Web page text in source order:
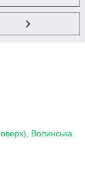
Волинська